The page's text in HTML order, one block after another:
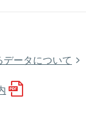
ータについて